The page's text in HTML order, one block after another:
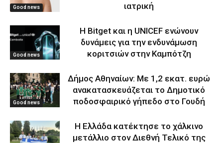
Good news
ιατρική
Good news
Η Bitget και η UNICEF ενώνουν
δυνάμεις για την ενδυνάμωση
κοριτσιών στην Καμπότζη
Good news
Δήμος Αθηναίων: Με 1,2 εκατ. ευρώ
ανακατασκευάζεται το Δημοτικό
ποδοσφαιρικό γήπεδο στο Γουδή
Η Ελλάδα κατέκτησε το χάλκινο
μετάλλιο στον Διεθνή Τελικό της